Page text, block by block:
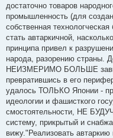
достаточно товаров
промышленность (для
собственная
стать автаркичной,
принципа привел к
народа, разорению страны.
НЕИЗМЕРИМО БОЛЬШЕ
превратившись в его
удалось ТОЛЬКО Японии -
идеологии и фашисткого
смостоятельности, НЕ
систему, прикрытый и
вижу."Реализовать